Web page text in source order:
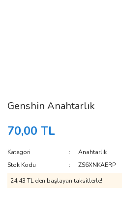
Genshin Anahtarlık
70,00 TL
Kategori
Anahtarlık
Stok Kodu
ZS6XNKAERP
24,43 TL den başlayan taksitlerle!